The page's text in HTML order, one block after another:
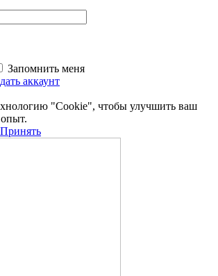
Запомнить меня
аккаунт
"Cookie", чтобы улучшить ваш
Принять